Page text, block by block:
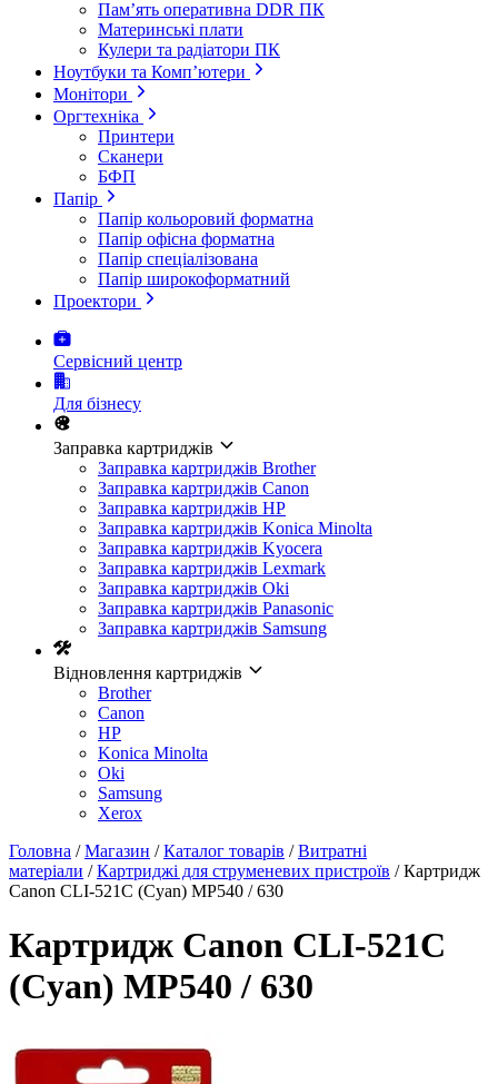
Пам’ять оперативна DDR ПК
Материнські плати
Кулери та радіатори ПК
Ноутбуки та Комп’ютери
Монітори
Оргтехніка
Принтери
Сканери
БФП
Папір
Папір кольоровий форматна
Папір офісна форматна
Папір спеціалізована
Папір широкоформатний
Проектори
Сервісний центр
Для бізнесу
Заправка картриджів
Заправка картриджів Brother
Заправка картриджів Canon
Заправка картриджів HP
Заправка картриджів Konica Minolta
Заправка картриджів Kyocera
Заправка картриджів Lexmark
Заправка картриджів Oki
Заправка картриджів Panasonic
Заправка картриджів Samsung
Відновлення картриджів
Brother
Canon
HP
Konica Minolta
Oki
Samsung
Xerox
Головна /Магазин /Каталог товарів /Витратні
матеріали /Картриджі для струменевих пристроїв / Картридж
Canon CLI-521C (Cyan) MP540 / 630
Картридж Canon CLI-521C
(Cyan) MP540 / 630